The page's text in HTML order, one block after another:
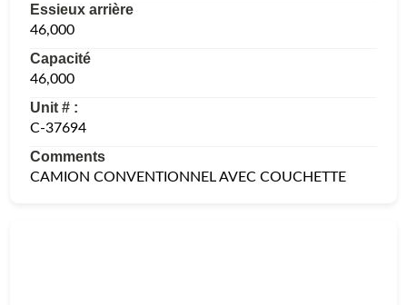
Essieux arrière
46,000
Capacité
46,000
Unit # :
C-37694
Comments
CAMION CONVENTIONNEL AVEC COUCHETTE